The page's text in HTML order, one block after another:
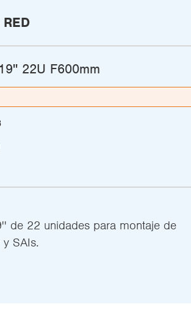
22U F600mm
de 22 unidades para montaje de
SAIs.